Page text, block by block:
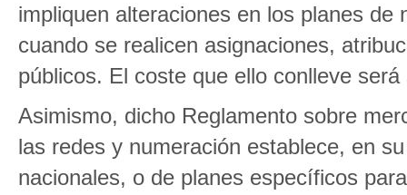
impliquen alteraciones en los planes
cuando se realicen asignaciones,
públicos. El coste que ello conlleve
Asimismo, dicho Reglamento sobre
las redes y numeración establece, en
nacionales, o de planes específicos